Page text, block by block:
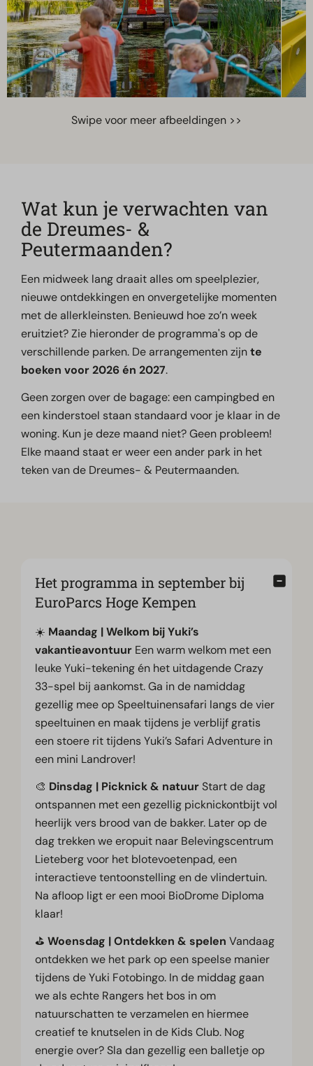
Swipe voor meer afbeeldingen >>
Wat kun je verwachten van
de Dreumes- &
Peutermaanden?
Een midweek lang draait alles om speelplezier,
nieuwe ontdekkingen en onvergetelijke momenten
met de allerkleinsten. Benieuwd hoe zo’n week
eruitziet? Zie hieronder de programma's op de
verschillende parken. De arrangementen zijnte
boeken voor 2026 én 2027.
Geen zorgen over de bagage: een campingbed en
een kinderstoel staan standaard voor je klaar in de
woning. Kun je deze maand niet? Geen probleem!
Elke maand staat er weer een ander park in het
teken van de Dreumes- & Peutermaanden.
Het programma in september bij
EuroParcs Hoge Kempen
☀️ Maandag | Welkom bij Yuki’s
vakantieavontuur Een warm welkom met een
leuke Yuki-tekening én het uitdagende Crazy
33-spel bij aankomst. Ga in de namiddag
gezellig mee op Speeltuinensafari langs de vier
speeltuinen en maak tijdens je verblijf gratis
een stoere rit tijdens Yuki’s Safari Adventure in
een mini Landrover!
🎨 Dinsdag | Picknick & natuurStart de dag
ontspannen met een gezellig picknickontbijt vol
heerlijk vers brood van de bakker. Later op de
dag trekken we eropuit naar Belevingscentrum
Lieteberg voor het blotevoetenpad, een
interactieve tentoonstelling en de vlindertuin.
Na afloop ligt er een mooi BioDrome Diploma
klaar!
⛳Woensdag | Ontdekken & spelen Vandaag
ontdekken we het park op een speelse manier
tijdens de Yuki Fotobingo. In de middag gaan
we als echte Rangers het bos in om
natuurschatten te verzamelen en hiermee
creatief te knutselen in de Kids Club. Nog
energie over? Sla dan gezellig een balletje op